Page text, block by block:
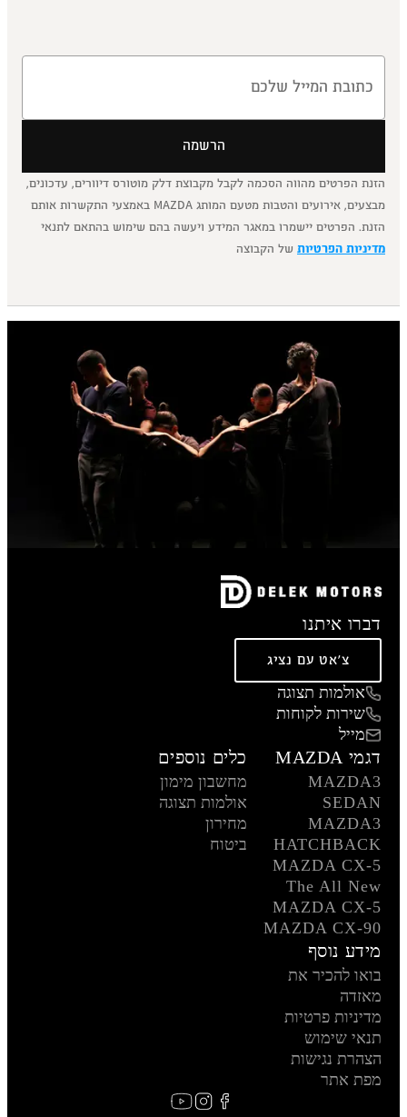
הרשמה
הזנת הפרטים מהווה הסכמה לקבל מקבוצת דלק מוטורס דיוורים, עדכונים,
מבצעים, אירועים והטבות מטעם המותג MAZDA באמצעי התקשרות אותם
הזנת. הפרטים יישמרו במאגר המידע ויעשה בהם שימוש בהתאם לתנאי
מדיניות הפרטיותשל הקבוצה
דברו איתנו
צ'אט עם נציג
אולמות תצוגה
שירות לקוחות
מייל
דגמי MAZDA
MAZDA3
SEDAN
MAZDA3
HATCHBACK
MAZDA CX-5
The All New
MAZDA CX-5
MAZDA CX-90
כלים נוספים
מחשבון מימון
אולמות תצוגה
מחירון
ביטוח
מידע נוסף
בואו להכיר את
מאזדה
מדיניות פרטיות
תנאי שימוש
הצהרת נגישות
מפת אתר